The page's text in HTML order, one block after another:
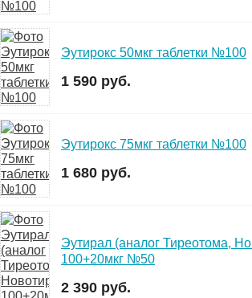
Эутирокс 50мкг таблетки №100
1 590 руб.
Эутирокс 75мкг таблетки №100
1 680 руб.
Эутирал (аналог Тиреотома,
100+20мкг №50
2 390 руб.